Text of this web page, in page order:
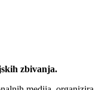
zbivanja.